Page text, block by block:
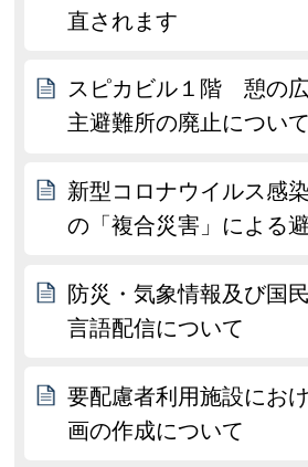
直されます
スピカビル１階 憩の
主避難所の廃止につい
新型コロナウイルス感
の「複合災害」による
防災・気象情報及び国
言語配信について
要配慮者利用施設にお
画の作成について